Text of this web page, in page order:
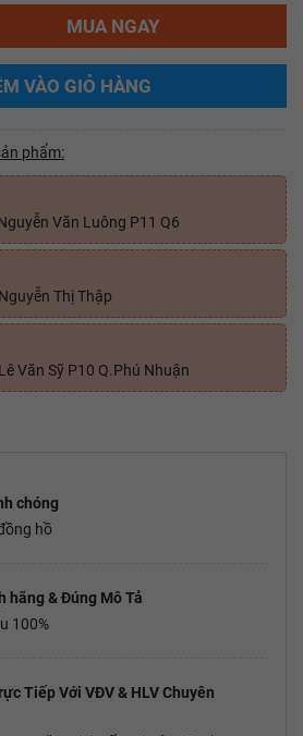
MUA NGAY
VÀO GIỎ HÀNG
phẩm:
Văn Luông P11 Q6
Thị Thập
Văn Sỹ P10 Q.Phú Nhuận
chóng
hồ
hãng & Đúng Mô Tả
100%
Tiếp Với VĐV & HLV Chuyên